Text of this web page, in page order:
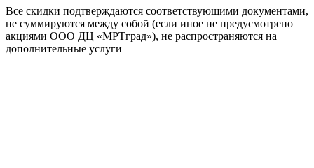
Все скидки подтверждаются соответствующими документами,
не суммируются между собой (если иное не предусмотрено
акциями ООО ДЦ «МРТград»), не распространяются на
дополнительные услуги